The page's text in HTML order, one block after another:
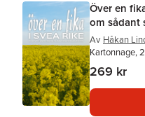
Över en
om sådant
Av Håkan
Kartonnage,
269 kr